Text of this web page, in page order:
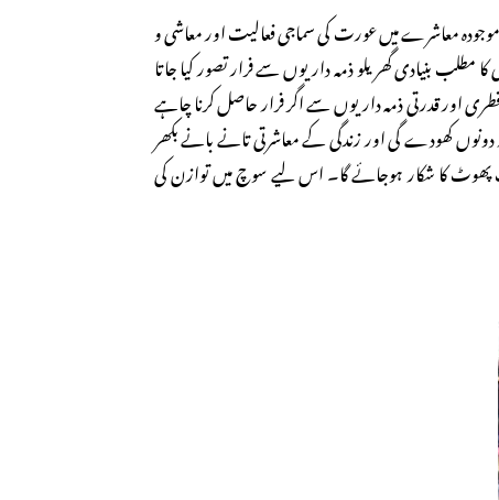
معاشرے میں عورت کی سماجی فعالیت اور معاشی و
مطلب بنیادی گھریلو ذمہ داریوں سے فرار تصور کیا جاتا
اور قدرتی ذمہ داریوں سے اگر فرار حاصل کرنا چاہے
دونوں کھودے گی اور زندگی کے معاشرتی تانے بانے بکھر
کا شکار ہوجائے گا۔ اس لیے سوچ میں توازن کی